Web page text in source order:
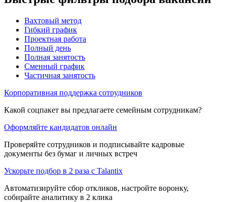
Вахтовый метод
Гибкий график
Проектная работа
Полный день
Полная занятость
Сменный график
Частичная занятость
Корпоративная поддержка сотрудников
Какой соцпакет вы предлагаете семейным сотрудникам?
Оформляйте кандидатов онлайн
Проверяйте сотрудников и подписывайте кадровые
документы без бумаг и личных встреч
Ускорьте подбор в 2 раза с Talantix
Автоматизируйте сбор откликов, настройте воронку,
собирайте аналитику в 2 клика